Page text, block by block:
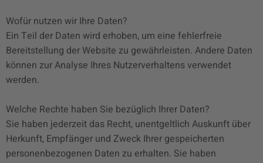
Wofür nutzen wir Ihre Daten?
Ein Teil der Daten wird erhoben, um eine fehlerfreie
Bereitstellung der Website zu gewährleisten. Andere Daten
können zur Analyse Ihres Nutzerverhaltens verwendet
werden.
Welche Rechte haben Sie bezüglich Ihrer Daten?
Sie haben jederzeit das Recht, unentgeltlich Auskunft über
Herkunft, Empfänger und Zweck Ihrer gespeicherten
personenbezogenen Daten zu erhalten. Sie haben